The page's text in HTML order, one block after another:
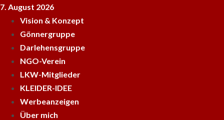
Skip
content
7. August 2026
Vision & Konzept
Gönnergruppe
Darlehensgruppe
NGO-Verein
LKW-Mitglieder
KLEIDER-IDEE
Werbeanzeigen
Über mich